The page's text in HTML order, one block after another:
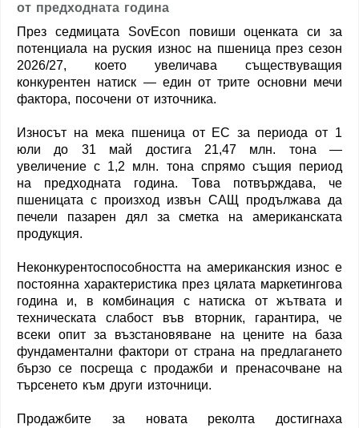
от предходната година
През седмицата SovEcon повиши оценката си за
потенциала на руския износ на пшеница през сезон
2026/27, което увеличава съществуващия
конкурентен натиск — един от трите основни мечи
фактора, посочени от източника.
Износът на мека пшеница от ЕС за периода от 1
юли до 31 май достига 21,47 млн. тона —
увеличение с 1,2 млн. тона спрямо същия период
на предходната година. Това потвърждава, че
пшеницата с произход извън САЩ продължава да
печели пазарен дял за сметка на американската
продукция.
Неконкурентоспособността на американския износ е
постоянна характеристика през цялата маркетингова
година и, в комбинация с натиска от жътвата и
техническата слабост във вторник, гарантира, че
всеки опит за възстановяване на цените на база
фундаментални фактори от страна на предлагането
бързо се посреща с продажби и пренасочване на
търсенето към други източници.
Продажбите за новата реколта достигнаха